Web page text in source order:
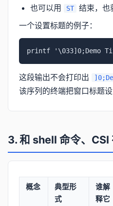
也可以用
ST 结束，也
一个设置标题的例子：
printf '\033]0;Demo
这段输出不会打印出
该序列的终端把窗口标题
3. 和 shell 命令、CSI
概念
典型形
式
谁解
释它